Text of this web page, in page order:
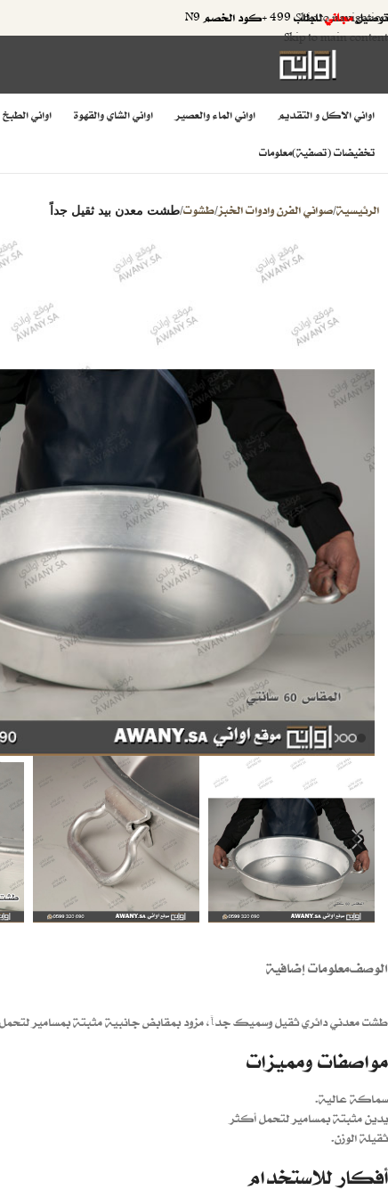
Skip to navigation
Skip to main content
توصيلمجانيللطلب 499 +كود الخصم N9
اواني الاكل و التقديم اواني الماء والعصير اواني الشاي والقهوة اواني الطبخ
تخفيضات (تصفية)معلومات
الرئيسية/صواني الفرن وادوات الخبز/طشوت/طشت معدن بيد ثقيل جداً
الوصفمعلومات إضافية
طشت معدني دائري ثقيل وسميك جداً، مزود بمقابض جانبية مثبتة بمسامير
مواصفات ومميزات
سماكة عالية.
يدين مثبتة بمسامير لتحمل أكثر
ثقيلة الوزن.
أفكار للاستخدام